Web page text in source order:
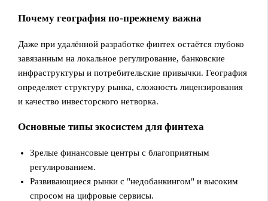
Почему география по‑прежнему важна
Даже при удалённой разработке финтех остаётся глубоко
завязанным на локальное регулирование, банковские
инфраструктуры и потребительские привычки. География
определяет структуру рынка, сложность лицензирования
и качество инвесторского нетворка.
Основные типы экосистем для финтеха
Зрелые финансовые центры с благоприятным
регулированием.
Развивающиеся рынки с "недобанкингом" и высоким
спросом на цифровые сервисы.